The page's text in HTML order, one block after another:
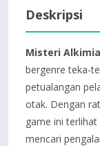
Deskripsi
Misteri
bergenre teka-
petualangan
otak. Dengan
game ini
mencari